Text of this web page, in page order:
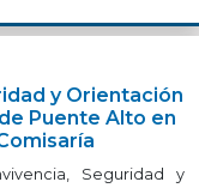
y Orientación
Puente Alto en
Seguridad y